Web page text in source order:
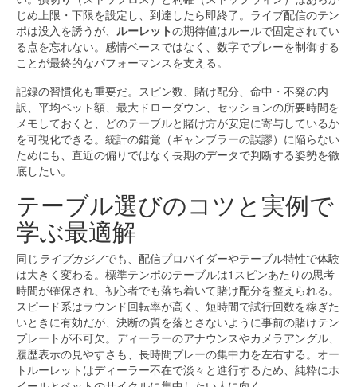
じめ上限・下限を設定し、到達したら即終了。ライブ配信のテン
ポは没入を誘うが、 ルーレットの期待値はルールで固定されてい
る点を忘れない。感情ベースではなく、数字でプレーを制御する
ことが最終的なパフォーマンスを支える。
記録の習慣化も重要だ。スピン数、賭け配分、命中・不発の内
訳、平均ベット額、最大ドローダウン、セッションの所要時間を
メモしておくと、どのテーブルと賭け方が安定に寄与しているか
を可視化できる。統計の錯覚（ギャンブラーの誤謬）に陥らない
ためにも、直近の偏りではなく長期のデータで判断する姿勢を徹
底したい。
テーブル選びのコツと実例で
学ぶ最適解
同じ ライブカジノでも、配信プロバイダーやテーブル特性で体験
は大きく変わる。標準テンポのテーブルは1スピンあたりの思考
時間が確保され、初心者でも落ち着いて賭け配分を整えられる。
スピード系はラウンド回転率が高く、短時間で試行回数を稼ぎた
いときに有効だが、決断の質を落とさないように事前の賭けテン
プレートが不可欠。ディーラーのアナウンスやカメラアングル、
履歴表示の見やすさも、長時間プレーの集中力を左右する。オー
トルーレットはディーラー不在で淡々と進行するため、純粋にホ